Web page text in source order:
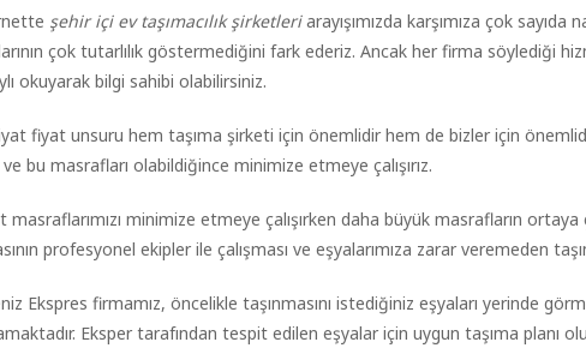
şehir içi ev taşımacılık şirketleriarayışımızda karşımıza çok sayıda
çok tutarlılık göstermediğini fark ederiz. Ancak her firma söylediği
okuyarak bilgi sahibi olabilirsiniz.
fiyat unsuru hem taşıma şirketi için önemlidir hem de bizler için
ve bu masrafları olabildiğince minimize etmeye çalışırız.
masraflarımızı minimize etmeye çalışırken daha büyük masrafların ortaya
profesyonel ekipler ile çalışması ve eşyalarımıza zarar veremeden
Ekspres firmamız, öncelikle taşınmasını istediğiniz eşyaları yerinde
Eksper tarafından tespit edilen eşyalar için uygun taşıma planı